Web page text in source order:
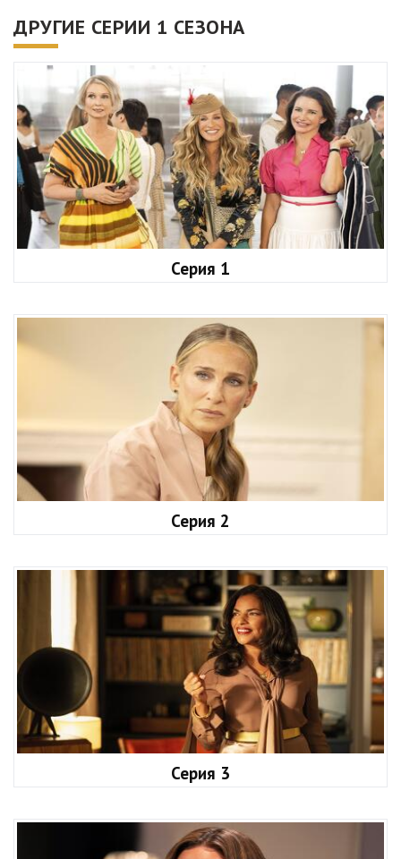
ДРУГИЕ СЕРИИ 1 СЕЗОНА
Серия 1
Серия 2
Серия 3